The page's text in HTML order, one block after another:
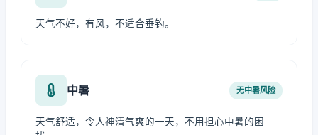
天气不好，有风，不适合垂钓。
中暑 无中暑风险
天气舒适，令人神清气爽的一天，不用担心中暑的困